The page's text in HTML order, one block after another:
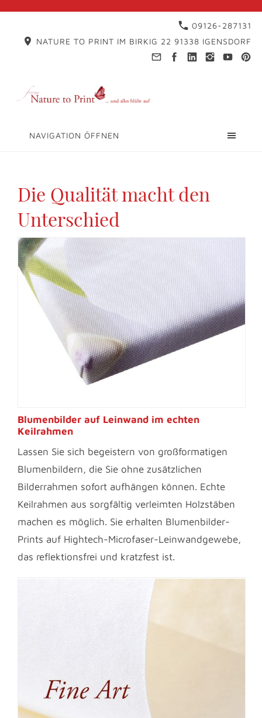
09126-287131
NATURE TO PRINT IM BIRKIG 22 91338 IGENSDORF
NAVIGATION ÖFFNEN
Die Qualität macht den
Unterschied
Blumenbilder auf Leinwand im echten
Keilrahmen
Lassen Sie sich begeistern von großformatigen
Blumenbildern, die Sie ohne zusätzlichen
Bilderrahmen sofort aufhängen können. Echte
Keilrahmen aus sorgfältig verleimten Holzstäben
machen es möglich. Sie erhalten Blumenbilder-
Prints auf Hightech-Microfaser-Leinwandgewebe,
das reflektionsfrei und kratzfest ist.